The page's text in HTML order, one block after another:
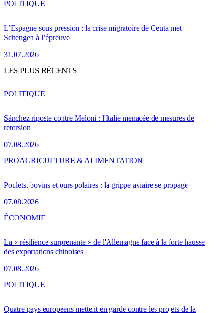
L’Espagne sous pression : la crise migratoire de Ceuta met
Schengen à l’épreuve
31.07.2026
POLITIQUE
LES PLUS RÉCENTS
Sánchez riposte contre Meloni : l'Italie menacée de mesures de
rétorsion
07.08.2026
POLITIQUE
Poulets, bovins et ours polaires : la grippe aviaire se propage
07.08.2026
PROAGRICULTURE & ALIMENTATION
La « résilience surprenante » de l'Allemagne face à la forte hausse
des exportations chinoises
07.08.2026
ÉCONOMIE
Quatre pays européens mettent en garde contre les projets de la
POLITIQUE